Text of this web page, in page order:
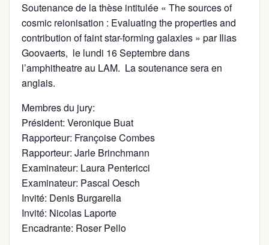
Soutenance de la thèse intitulée « The sources of
cosmic reionisation : Evaluating the properties and
contribution of faint star-forming galaxies » par Ilias
Goovaerts, le lundi 16 Septembre dans
l’amphitheatre au LAM. La soutenance sera en
anglais.
Membres du jury:
Président: Veronique Buat
Rapporteur: Françoise Combes
Rapporteur: Jarle Brinchmann
Examinateur: Laura Pentericci
Examinateur: Pascal Oesch
Invité: Denis Burgarella
Invité: Nicolas Laporte
Encadrante: Roser Pello